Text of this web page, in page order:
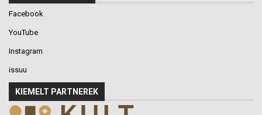
Facebook
YouTube
Instagram
issuu
KIEMELT PARTNEREK